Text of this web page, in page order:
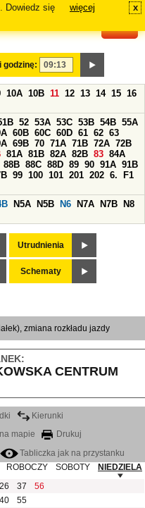
Dowiedz się
więcej x
i godzinę:
10A 10B 11 12 13 14 15 16
52 53A 53C 53B 54B 55A
60B 60C 60D 61 62 63
69B 70 71A 71B 72A 72B
81A 81B 82A 82B 83 84A
88B 88C 88D 89 90 91A 91B
99 100 101 201 202 6.
F1
N5A N5B N6 N7A N7B
N8
Utrudnienia
Schematy
zmiana rozkładu jazdy
CENTRUM
Kierunki
mapie
Drukuj
Tabliczka jak na przystanku
ROBOCZY
SOBOTY
NIEDZIELA
26 37
56
40
55